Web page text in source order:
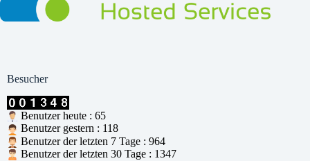
Besucher
Benutzer heute : 65
Benutzer gestern : 118
Benutzer der letzten 7 Tage : 964
Benutzer der letzten 30 Tage : 1347